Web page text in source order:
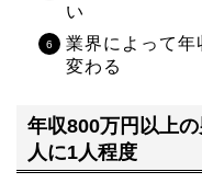
い
業界によって
変わる
年収800万円以上
人に1人程度